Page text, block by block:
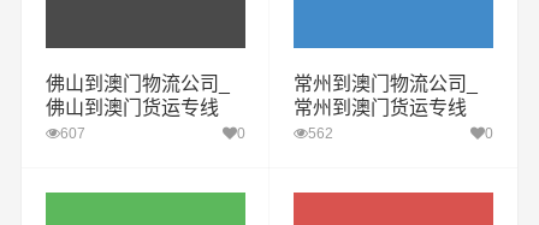
佛山到澳门物流公司_
佛山到澳门货运专线
607 0
常州到澳门物流公司_
常州到澳门货运专线
562 0